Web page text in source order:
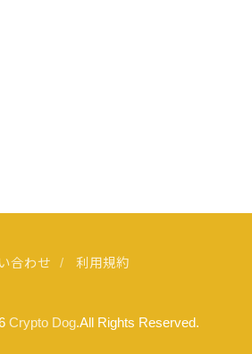
合わせ 利用規約
Crypto Dog.All Rights Reserved.